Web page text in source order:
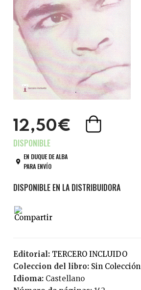
12,50€
EN DUQUE DE ALBA
PARA ENVÍO
Editorial:
TERCERO INCLUIDO
Coleccion del libro:
Sin Colección
Idioma:
Castellano